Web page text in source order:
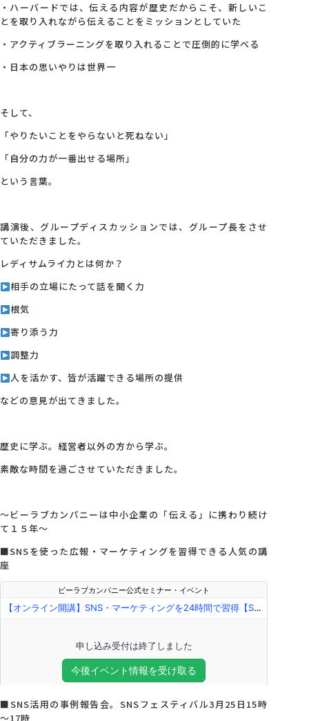
・ハーバードでは、伝える内容が歴史だからこそ、新しいこ
とを取り入れながら伝えることをミッションとしていた
・アクティブラーニングを取り入れることで圧倒的に学べる
・日本の思いやりは世界一
そして、
「やりたいことをやらないと死ねない」
「自分の力が一番出せる場所」
という言葉。
講演後、グループディスカッションでは、グループ長をさせ
ていただきました。
レディサムライ力とは何か？
相手の立場にたって話を聞く力
根気
寄り添う力
調整力
人を活かす、皆が活躍できる場所の提供
などの意見が出てきました。
歴史に学ぶ。経営者以外の方から学ぶ。
素敵な時間を過ごさせていただきました。
～ビーラブカンパニーは中小企業の「伝える」に携わり続け
て１５年～
■SNSを使った広報・マーケティングを習得できる人気の講
座
■SNS活用の事例報告会。SNSフェスティバル3月25日15時
～17時